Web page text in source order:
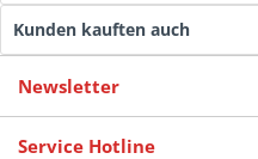
Kunden kauften auch
Newsletter
Service Hotline